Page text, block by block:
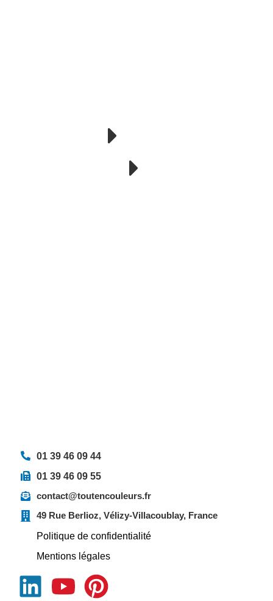
01 39 46 09 44
01 39 46 09 55
contact@toutencouleurs.fr
49 Rue Berlioz, Vélizy-Villacoublay, France
Politique de confidentialité
Mentions légales